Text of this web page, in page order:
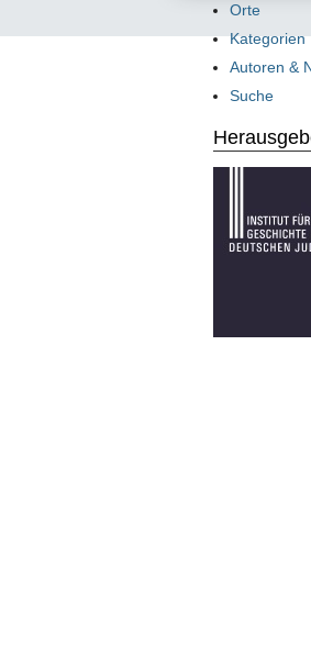
Orte
Kategorien
Autoren &
Suche